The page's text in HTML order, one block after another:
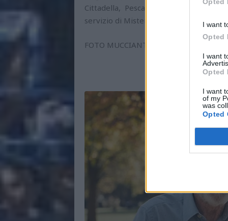
I want
Opted
I want
Opted
I want
of my
was
Opted
Cittadella, Pescara e Monopoli. Un
servizio di Mister Antonioli.
FOTO MUCCIANTE